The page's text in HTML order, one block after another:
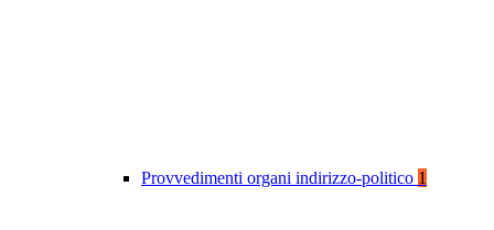
Provvedimenti organi indirizzo-politico 1